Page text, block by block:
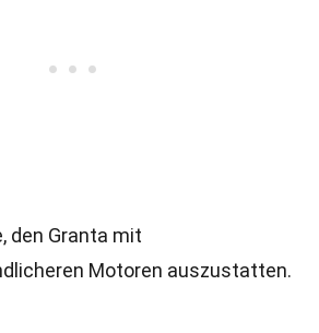
den Granta mit
Motoren auszustatten.